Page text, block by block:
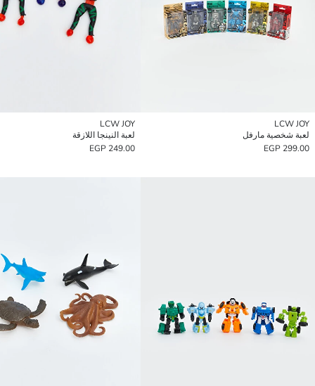
LCW JOY
لعبة شخصية مارفل
299.00 EGP
LCW JOY
لعبة النينجا اللازقة
249.00 EGP